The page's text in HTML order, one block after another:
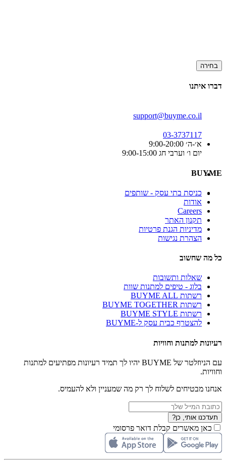
בחירה
דברו איתנו
support@buyme.co.il
03-3737117
א׳-ה׳ 9:00-20:00
יום ו׳ וערבי חג 9:00-15:00
BUYME
כניסת בתי עסק - שותפים
אודות
Careers
תקנון האתר
מדיניות הגנת פרטיות
הצהרת נגישות
כל מה שחשוב
שאלות ותשובות
בלוג - טיפים למתנות שוות
רשתות BUYME ALL
רשתות BUYME TOGETHER
רשתות BUYME STYLE
להצטרף כבית עסק ל-BUYME
רעיונות למתנות וחוויות
עם הניוזלטר של BUYME יהיו לך תמיד רעיונות מפתיעים למתנות
וחוויות.
אנחנו מבטיחים לשלוח לך רק מה שמעניין ולא להעמיס.
תעדכנו אותי, כן?
כאן מאשרים קבלת דואר פרסומי